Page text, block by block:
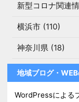
新型コロナ関連
横浜市 (110)
神奈川県 (18)
地域ブログ・
WordPressによる